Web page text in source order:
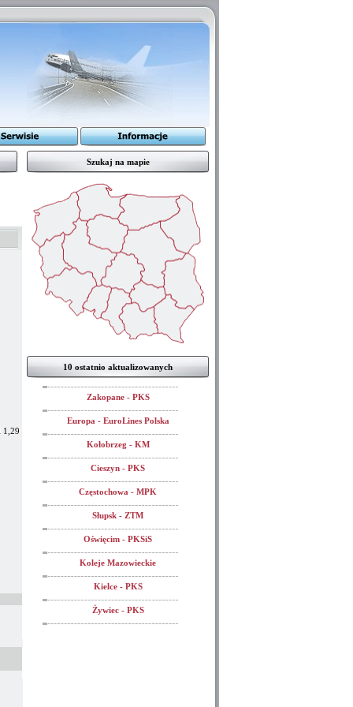
1,29
Szukaj na mapie
10 ostatnio aktualizowanych
Zakopane - PKS
Europa - EuroLines Polska
Kołobrzeg - KM
Cieszyn - PKS
Częstochowa - MPK
Słupsk - ZTM
Oświęcim - PKSiS
Koleje Mazowieckie
Kielce - PKS
Żywiec - PKS